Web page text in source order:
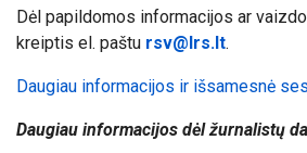
Dėl papildomos informacijos ar
kreiptis el. paštu rsv@lrs.lt.
Daugiau informacijos ir išsamesnė
Daugiau informacijos dėl žurnalistų